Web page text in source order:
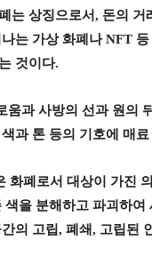
는 상징으로서, 돈의 거
는 가상 화폐나NFT
것이다.
움과 사방의 선과 원의
과 톤 등의 기호에 매
화폐로서 대상이 가진
색을 분해하고 파괴하여
의 고립, 폐쇄, 고립된